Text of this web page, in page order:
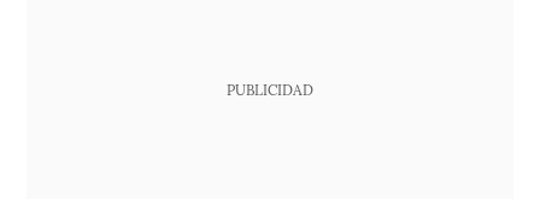
PUBLICIDAD